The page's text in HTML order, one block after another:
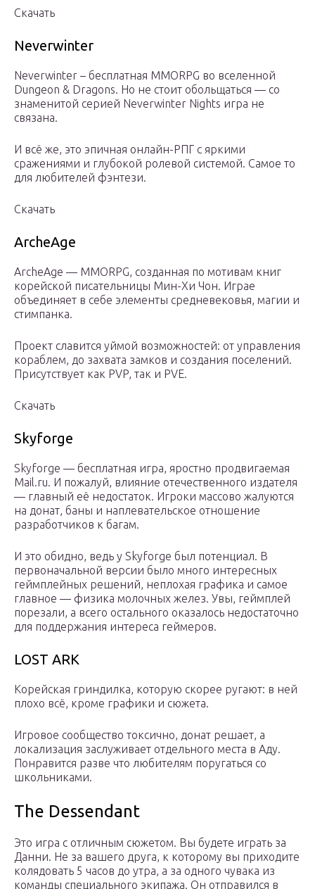
Скачать
Neverwinter
Neverwinter – бесплатная MMORPG во вселенной
Dungeon & Dragons. Но не стоит обольщаться — со
знаменитой серией Neverwinter Nights игра не
связана.
И всё же, это эпичная онлайн-РПГ с яркими
сражениями и глубокой ролевой системой. Самое то
для любителей фэнтези.
Скачать
ArcheAge
ArcheAge — MMORPG, созданная по мотивам книг
корейской писательницы Мин-Хи Чон. Играе
объединяет в себе элементы средневековья, магии и
стимпанка.
Проект славится уймой возможностей: от управления
кораблем, до захвата замков и создания поселений.
Присутствует как PVP, так и PVE.
Скачать
Skyforge
Skyforge — бесплатная игра, яростно продвигаемая
Mail.ru. И пожалуй, влияние отечественного издателя
— главный её недостаток. Игроки массово жалуются
на донат, баны и наплевательское отношение
разработчиков к багам.
И это обидно, ведь у Skyforge был потенциал. В
первоначальной версии было много интересных
геймплейных решений, неплохая графика и самое
главное — физика молочных желез. Увы, геймплей
порезали, а всего остального оказалось недостаточно
для поддержания интереса геймеров.
LOST ARK
Корейская гриндилка, которую скорее ругают: в ней
плохо всё, кроме графики и сюжета.
Игровое сообщество токсично, донат решает, а
локализация заслуживает отдельного места в Аду.
Понравится разве что любителям поругаться со
школьниками.
The Dessendant
Это игра с отличным сюжетом. Вы будете играть за
Данни. Не за вашего друга, к которому вы приходите
колядовать 5 часов до утра, а за одного чувака из
команды специального экипажа. Он отправился в